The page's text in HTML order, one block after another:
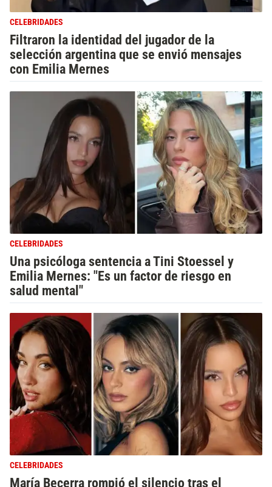
CELEBRIDADES
Filtraron la identidad del jugador de la
selección argentina que se envió mensajes
con Emilia Mernes
CELEBRIDADES
Una psicóloga sentencia a Tini Stoessel y
Emilia Mernes: "Es un factor de riesgo en
salud mental"
CELEBRIDADES
María Becerra rompió el silencio tras el